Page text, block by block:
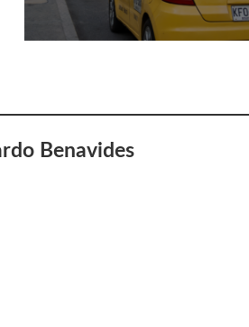
Benavides